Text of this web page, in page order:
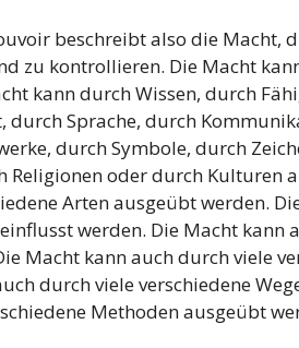
beschreibt also die Macht,
zu kontrollieren. Die Macht
kann durch Wissen, durch
durch Sprache, durch
durch Symbole, durch
Religionen oder durch Kulturen
Arten ausgeübt werden.
werden. Die Macht kann
Macht kann auch durch viele
durch viele verschiedene
Methoden ausgeübt